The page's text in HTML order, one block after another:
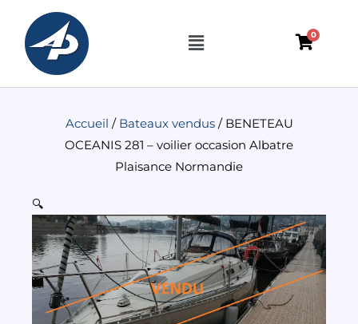
contenu
Menu 0
Accueil / Bateaux vendus/ BENETEAU
OCEANIS 281 – voilier occasion Albatre
Plaisance Normandie
🔍